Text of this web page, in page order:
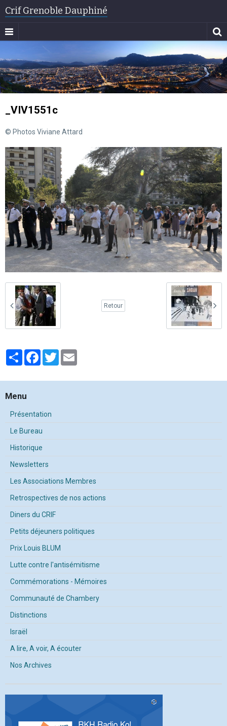
Crif Grenoble Dauphiné
_VIV1551c
© Photos Viviane Attard
Retour
PartagerFacebook
Twitter
Menu
Présentation
Le Bureau
Historique
Newsletters
Les Associations Membres
Retrospectives de nos actions
Diners du CRIF
Petits déjeuners politiques
Prix Louis BLUM
Lutte contre l'antisémitisme
Commémorations - Mémoires
Communauté de Chambery
Distinctions
Israël
A lire, A voir, A écouter
Nos Archives